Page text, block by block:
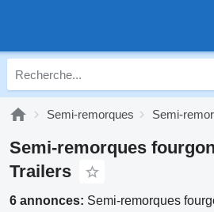
Semi-remorques Semi-
Semi-remorques
Trailers
6 annonces: Semi-remorques